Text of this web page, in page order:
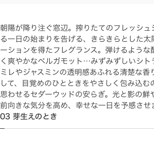
朝陽が降り注ぐ窓辺。搾りたてのフレッシュ
る一日の始まりを告げる、きらきらとした太
ーションを得たフレグランス。弾けるような
く爽やかなベルガモット…みずみずしいシト
ミレやジャスミンの透明感あふれる清楚な香
して、目覚めのひとときをやさしく包み込む
思わせるセダーウッドの安らぎ。光と影の鮮
前向きな気分を高め、幸せな一日を予感させ
03 芽生えのとき